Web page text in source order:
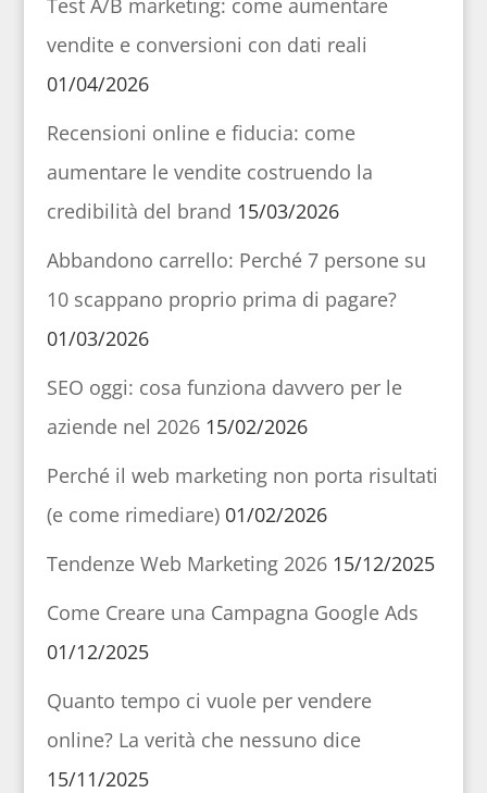
Test A/B marketing: come aumentare
vendite e conversioni con dati reali
01/04/2026
Recensioni online e fiducia: come
aumentare le vendite costruendo la
credibilità del brand 15/03/2026
Abbandono carrello: Perché 7 persone su
10 scappano proprio prima di pagare?
01/03/2026
SEO oggi: cosa funziona davvero per le
aziende nel 2026 15/02/2026
Perché il web marketing non porta risultati
(e come rimediare) 01/02/2026
Tendenze Web Marketing 2026 15/12/2025
Come Creare una Campagna Google Ads
01/12/2025
Quanto tempo ci vuole per vendere
online? La verità che nessuno dice
15/11/2025